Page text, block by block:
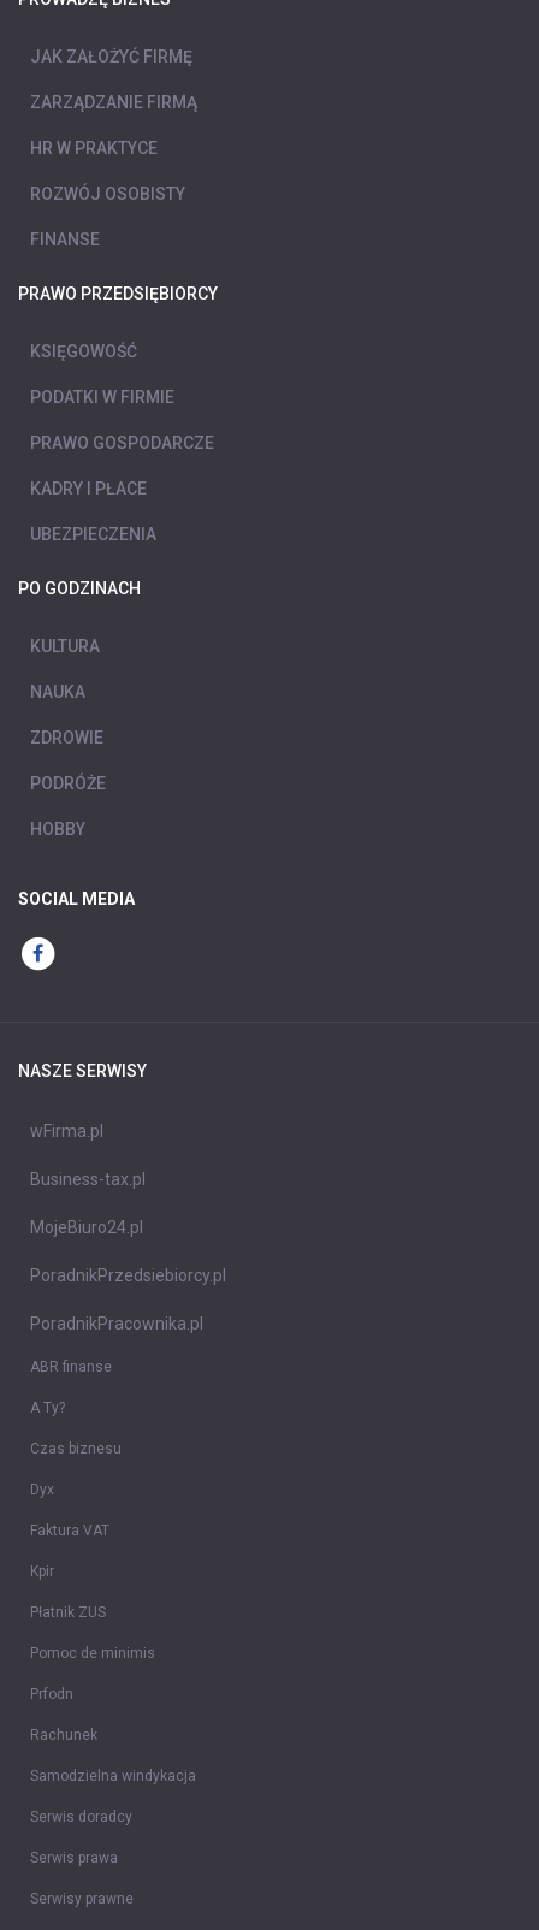
JAK ZAŁOŻYĆ FIRMĘ
ZARZĄDZANIE FIRMĄ
HR W PRAKTYCE
ROZWÓJ OSOBISTY
FINANSE
PRAWO PRZEDSIĘBIORCY
KSIĘGOWOŚĆ
PODATKI W FIRMIE
PRAWO GOSPODARCZE
KADRY I PŁACE
UBEZPIECZENIA
PO GODZINACH
KULTURA
NAUKA
ZDROWIE
PODRÓŻE
HOBBY
SOCIAL MEDIA
NASZE SERWISY
wFirma.pl
Business-tax.pl
MojeBiuro24.pl
PoradnikPrzedsiebiorcy.pl
PoradnikPracownika.pl
ABR finanse
A Ty?
Czas biznesu
Dyx
Faktura VAT
Kpir
Płatnik ZUS
Pomoc de minimis
Prfodn
Rachunek
Samodzielna windykacja
Serwis doradcy
Serwis prawa
Serwisy prawne